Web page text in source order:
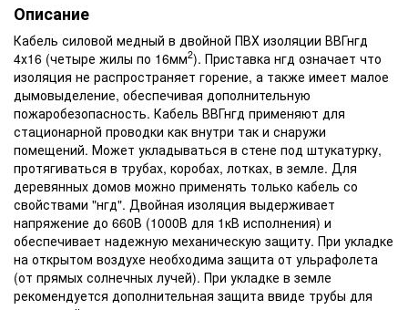
Описание
Кабель силовой медный в двойной ПВХ изоляции ВВГнгд
4х16 (четыре жилы по 16мм2). Приставка нгд означает что
изоляция не распространяет горение, а также имеет малое
дымовыделение, обеспечивая дополнительную
пожаробезопасность. Кабель ВВГнгд применяют для
стационарной проводки как внутри так и снаружи
помещений. Может укладываться в стене под штукатурку,
протягиваться в трубах, коробах, лотках, в земле. Для
деревянных домов можно применять только кабель со
свойствами "нгд". Двойная изоляция выдерживает
напряжение до 660В (1000В для 1кВ исполнения) и
обеспечивает надежную механическую защиту. При укладке
на открытом воздухе необходима защита от ульрафолета
(от прямых солнечных лучей). При укладке в земле
рекомендуется дополнительная защита ввиде трубы для